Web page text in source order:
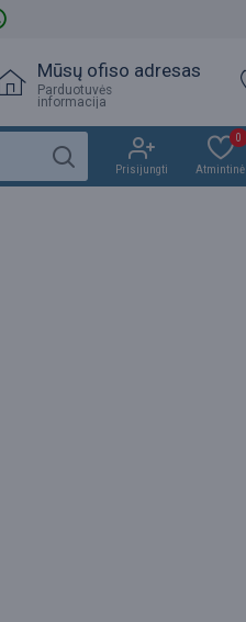
Mūsų ofiso adresas
Parduotuvės
informacija
Prisijungti Atmintinė
0